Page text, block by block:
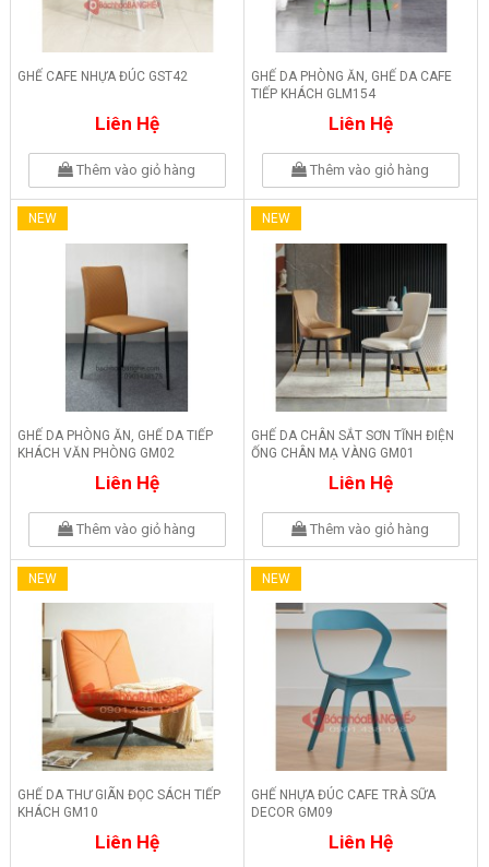
GHẾ CAFE NHỰA ĐÚC GST42
Liên Hệ
Thêm vào giỏ hàng
GHẾ DA PHÒNG ĂN, GHẾ DA CAFE
TIẾP KHÁCH GLM154
Liên Hệ
Thêm vào giỏ hàng
NEW
GHẾ DA PHÒNG ĂN, GHẾ DA TIẾP
KHÁCH VĂN PHÒNG GM02
Liên Hệ
Thêm vào giỏ hàng
NEW
GHẾ DA CHÂN SẮT SƠN TĨNH ĐIỆN
ỐNG CHÂN MẠ VÀNG GM01
Liên Hệ
Thêm vào giỏ hàng
NEW
GHẾ DA THƯ GIÃN ĐỌC SÁCH TIẾP
KHÁCH GM10
Liên Hệ
NEW
GHẾ NHỰA ĐÚC CAFE TRÀ SỮA
DECOR GM09
Liên Hệ